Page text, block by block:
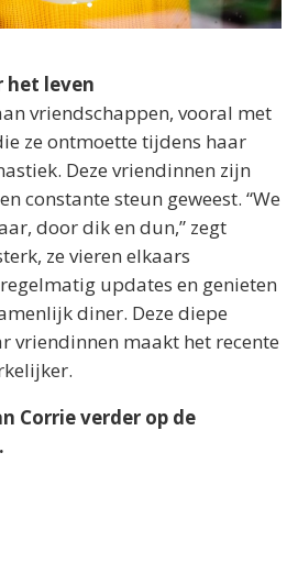
het leven
vriendschappen, vooral met
ze ontmoette tijdens haar
Deze vriendinnen zijn
constante steun geweest. “We
door dik en dun,” zegt
ze vieren elkaars
updates en genieten
diner. Deze diepe
vriendinnen maakt het recente
Corrie verder op de